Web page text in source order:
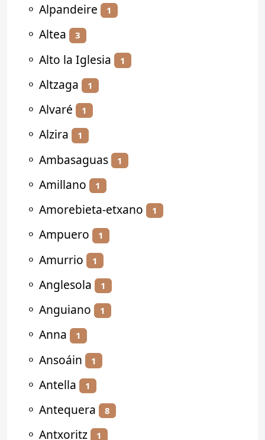
⚬ Alpandeire 1
⚬ Altea 3
⚬ Alto la Iglesia 1
⚬ Altzaga 1
⚬ Alvaré 1
⚬ Alzira 1
⚬ Ambasaguas 1
⚬ Amillano 1
⚬ Amorebieta-etxano 1
⚬ Ampuero 1
⚬ Amurrio 1
⚬ Anglesola 1
⚬ Anguiano 1
⚬ Anna 1
⚬ Ansoáin 1
⚬ Antella 1
⚬ Antequera 8
⚬ Antxoritz 1